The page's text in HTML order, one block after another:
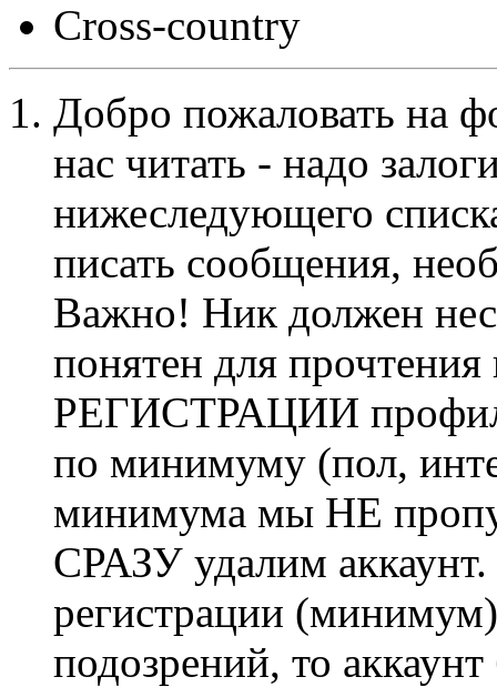
Cross-сountry
Добро пожаловать на
нас читать - надо
нижеследующего
писать сообщения,
Важно! Ник должен
понятен для
РЕГИСТРАЦИИ профиль
по минимуму (пол,
минимума мы НЕ
СРАЗУ удалим
регистрации
подозрений, то